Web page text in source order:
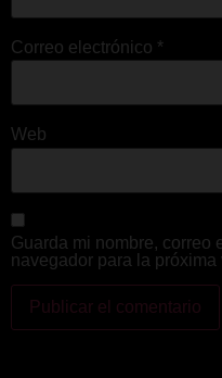
Correo electrónico *
Web
Guarda mi nombre, correo
navegador para la próxima